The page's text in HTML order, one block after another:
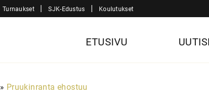
Turnaukset | SJK-Edustus | Koulutukset
ETUSIVU
» Pruukinranta ehostuu